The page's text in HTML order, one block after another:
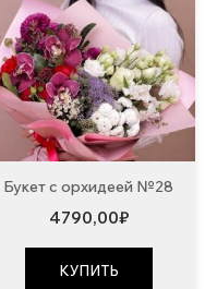
Букет с орхидеей №28
4790,00₽
КУПИТЬ